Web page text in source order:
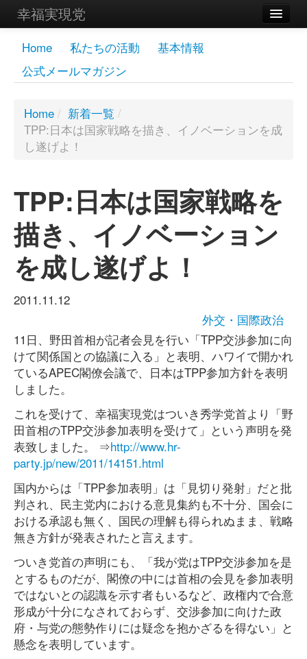
幸福実現党
メンバーズページ
党員
お問い合わせ
Home 私たちの活動
基本情報
公式メールマガジン
Home / 新着一覧 /
TPP:日本は国家戦略を描き、イノベーションを成
し遂げよ！
TPP:日本は国家戦略を
描き、イノベーション
を成し遂げよ！
2011.11.12
外交・国際政治
11日、野田首相が記者会見を行い「TPP交渉参加に向
けて関係国との協議に入る」と表明、ハワイで開かれ
ているAPEC閣僚会議で、日本はTPP参加方針を表明
しました。
これを受けて、幸福実現党はついき秀学党首より「野
田首相のTPP交渉参加表明を受けて」という声明を発
表致しました。 ⇒http://www.hr-
party.jp/new/2011/14151.html
国内からは「TPP参加表明」は「見切り発射」だと批
判され、民主党内における意見集約も不十分、国会に
おける承認も無く、国民の理解も得られぬまま、戦略
無き方針が発表されたと言えます。
ついき党首の声明にも、「我が党はTPP交渉参加を是
とするものだが、閣僚の中には首相の会見を参加表明
ではないとの認識を示す者もいるなど、政権内で合意
形成が十分になされておらず、交渉参加に向けた政
府・与党の態勢作りには疑念を抱かざるを得ない」と
懸念を表明しています。